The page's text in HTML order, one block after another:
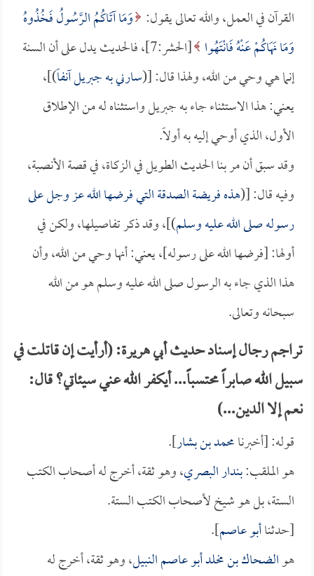
القرآن في العمل، والله تعالى يقول: وَمَا آتَاكُمُ الرَّسُولُ فَخُذُوهُ
وَمَا نَهَاكُمْ عَنْهُ فَانْتَهُوا
[الحشر:7]، فالحديث يدل على أن السنة
إنما هي وحي من الله، ولهذا قال: [(سارني به جبريل آنفاً)]،
يعني: هذا الاستثناء جاء به جبريل واستثناه له من الإطلاق
الأول، الذي أوحي إليه به أولاً.
وقد سبق أن مر بنا الحديث الطويل في الزكاة، في قصة الأنصبة،
وفيه قال: [(هذه فريضة الصدقة التي فرضها الله عز وجل على
رسوله صلى الله عليه وسلم)]، وقد ذكر تفاصيلها، ولكن في
أولها: [فرضها الله على رسوله]، يعني: أنها وحي من الله، وأن
هذا الذي جاء به الرسول صلى الله عليه وسلم هو من الله
سبحانه وتعالى.
تراجم رجال إسناد حديث أبي هريرة: (أرأيت إن قاتلت في
سبيل الله صابراً محتسباً... أيكفر الله عني سيئاتي؟ قال:
نعم إلا الدين...)
قوله: [أخبرنامحمد بن بشار].
هو الملقب:بندار البصري، وهو ثقة، أخرج له أصحاب الكتب
الستة، بل هو شيخ لأصحاب الكتب الستة.
[حدثناأبو عاصم].
هوالضحاك بن مخلد أبو عاصم النبيل، وهو ثقة، أخرج له